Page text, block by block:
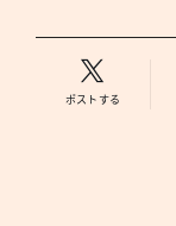
ポストする